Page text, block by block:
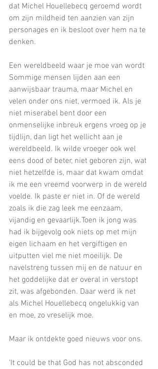
dat Michel Houellebecq geroemd wordt
om zijn mildheid ten aanzien van zijn
personages en ik besloot over hem na te
denken.
Een wereldbeeld waar je moe van wordt
Sommige mensen lijden aan een
aanwijsbaar trauma, maar Michel en
velen onder ons niet, vermoed ik. Als je
niet miserabel bent door een
onmenselijke inbreuk ergens vroeg op je
tijdlijn, dan ligt het wellicht aan je
wereldbeeld. Ik wilde vroeger ook wel
eens dood of beter, niet geboren zijn, wat
niet hetzelfde is, maar dat kwam omdat
ik me een vreemd voorwerp in de wereld
voelde. Ik paste er niet in. Of de wereld
zoals ik die zag leek me eenzaam,
vijandig en gevaarlijk.Toen ik jong was
had ik bijgevolg ook niets op met mijn
eigen lichaam en het vergiftigen en
uitputten viel me niet moeilijk. De
navelstreng tussen mij en de natuur en
het goddelijke dat er overal in verstopt
zit, was afgebonden. Daar werd ik net
als Michel Houellebecq ongelukkig van
en moe, zo vreselijk moe.
Maar ik ontdekte goed nieuws voor ons.
‘It could be that God has not absconded